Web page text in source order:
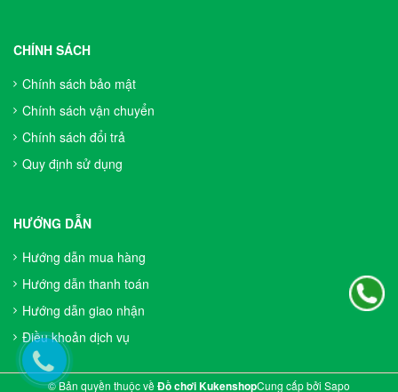
CHÍNH SÁCH
Chính sách bảo mật
Chính sách vận chuyển
Chính sách đổi trả
Quy định sử dụng
HƯỚNG DẪN
Hướng dẫn mua hàng
Hướng dẫn thanh toán
Hướng dẫn giao nhận
Điều khoản dịch vụ
© Bản quyền thuộc vềĐồ chơi KukenshopCung cấp bởi Sapo